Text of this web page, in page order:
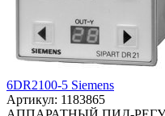
6DR2100-5 Siemens
Артикул: 1183865